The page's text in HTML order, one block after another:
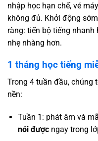
nhập học hạn chế, vé
không đủ. Khởi động
ràng: tiến bộ tiếng nhanh
nhẹ nhàng hơn.
1 tháng học tiếng
Trong 4 tuần đầu, chúng
nền:
Tuần 1: phát âm và
nói đượcngay trong